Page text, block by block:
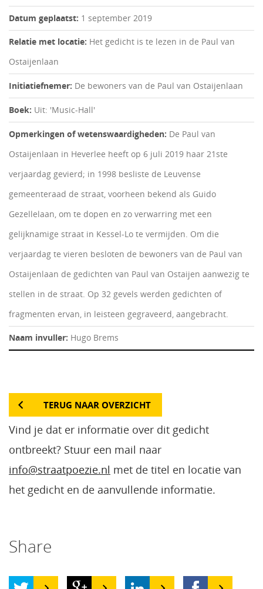
Datum geplaatst: 1 september 2019
Relatie met locatie: Het gedicht is te lezen in de Paul van
Ostaijenlaan
Initiatiefnemer: De bewoners van de Paul van Ostaijenlaan
Boek: Uit: 'Music-Hall'
Opmerkingen of wetenswaardigheden: De Paul van
Ostaijenlaan in Heverlee heeft op 6 juli 2019 haar 21ste
verjaardag gevierd; in 1998 besliste de Leuvense
gemeenteraad de straat, voorheen bekend als Guido
Gezellelaan, om te dopen en zo verwarring met een
gelijknamige straat in Kessel-Lo te vermijden. Om die
verjaardag te vieren besloten de bewoners van de Paul van
Ostaijenlaan de gedichten van Paul van Ostaijen aanwezig te
stellen in de straat. Op 32 gevels werden gedichten of
fragmenten ervan, in leisteen gegraveerd, aangebracht.
Naam invuller: Hugo Brems
TERUG NAAR OVERZICHT
Vind je dat er informatie over dit gedicht
ontbreekt? Stuur een mail naar
info@straatpoezie.nl met de titel en locatie van
het gedicht en de aanvullende informatie.
Share